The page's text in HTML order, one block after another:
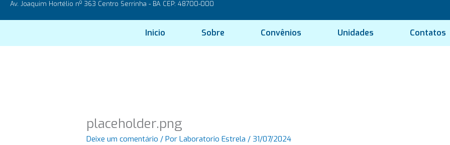
para
Av. Joaquim Hortélio nº 363 Centro Serrinha - BA CEP: 48700-000
Inicio Sobre Convênios Unidades Contatos
placeholder.png
Deixe um comentário / PorLaboratorio Estrela/ 31/07/2024